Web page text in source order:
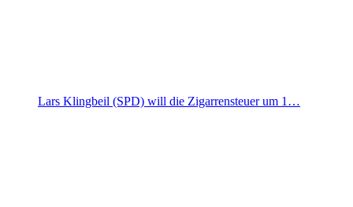
Lars Klingbeil (SPD) will die Zigarrensteuer um 1…